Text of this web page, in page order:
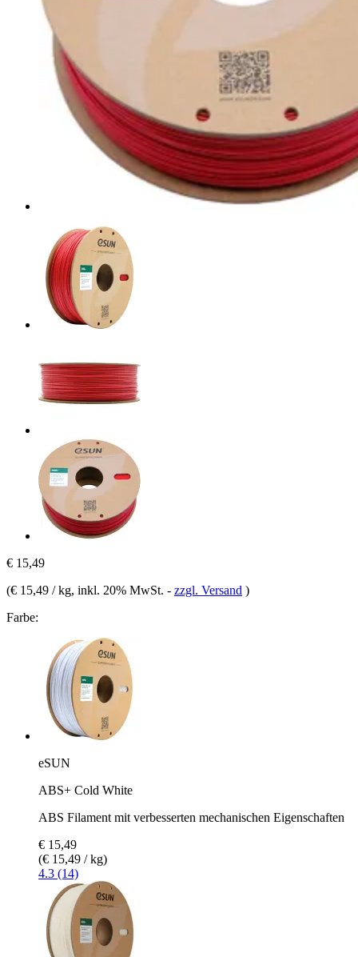
€ 15,49
(€ 15,49 / kg, inkl. 20% MwSt. - zzgl. Versand )
Farbe:
eSUN
ABS+ Cold White
ABS Filament mit verbesserten mechanischen Eigenschaften
€ 15,49
(€ 15,49 / kg)
4.3 (14)